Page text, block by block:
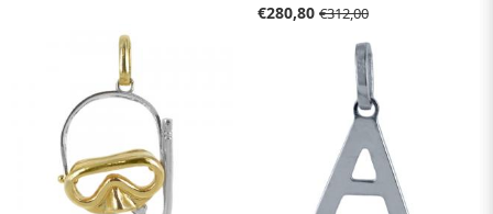
€280,80 €312,00